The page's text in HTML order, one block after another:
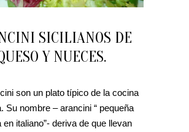
SICILIANOS DE
Y NUECES.
son un plato típico de la cocina
Su nombre – arancini “ pequeña
en italiano”- deriva de que llevan